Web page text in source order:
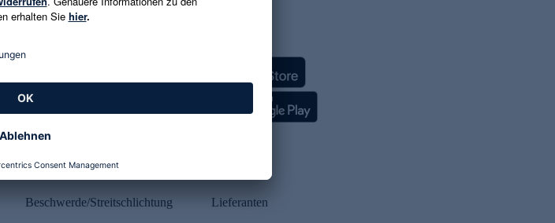
Rechtliches
Beschwerde/Streitschlichtung Lieferanten